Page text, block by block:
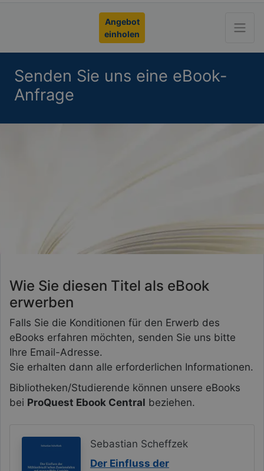
Angebot
einholen
Senden Sie uns eine eBook-
Anfrage
Wie Sie diesen Titel als eBook
erwerben
Falls Sie die Konditionen für den Erwerb des
eBooks erfahren möchten, senden Sie uns bitte
Ihre Email-Adresse.
Sie erhalten dann alle erforderlichen Informationen.
Bibliotheken/Studierende können unsere eBooks
bei ProQuest Ebook Central beziehen.
Sebastian Scheffzek
Der Einfluss der